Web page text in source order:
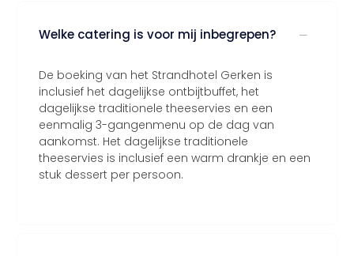
Welke catering is voor mij inbegrepen?
De boeking van het Strandhotel Gerken is
inclusief het dagelijkse ontbijtbuffet, het
dagelijkse traditionele theeservies en een
eenmalig 3-gangenmenu op de dag van
aankomst. Het dagelijkse traditionele
theeservies is inclusief een warm drankje en een
stuk dessert per persoon.